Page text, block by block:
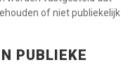
of niet publiekelijk
PUBLIEKE